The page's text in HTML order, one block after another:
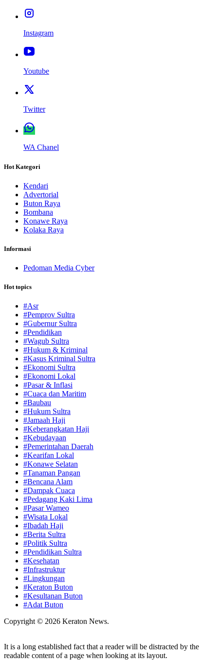
Instagram
Youtube
Twitter
WA Chanel
Hot Kategori
Kendari
Advertorial
Buton Raya
Bombana
Konawe Raya
Kolaka Raya
Informasi
Pedoman Media Cyber
Hot topics
#Asr
#Pemprov Sultra
#Gubernur Sultra
#Pendidikan
#Wagub Sultra
#Hukum & Kriminal
#Kasus Kriminal Sultra
#Ekonomi Sultra
#Ekonomi Lokal
#Pasar & Inflasi
#Cuaca dan Maritim
#Baubau
#Hukum Sultra
#Jamaah Haji
#Keberangkatan Haji
#Kebudayaan
#Pemerintahan Daerah
#Kearifan Lokal
#Konawe Selatan
#Tanaman Pangan
#Bencana Alam
#Dampak Cuaca
#Pedagang Kaki Lima
#Pasar Wameo
#Wisata Lokal
#Ibadah Haji
#Berita Sultra
#Politik Sultra
#Pendidikan Sultra
#Kesehatan
#Infrastruktur
#Lingkungan
#Keraton Buton
#Kesultanan Buton
#Adat Buton
Copyright © 2026 Keraton News.
It is a long established fact that a reader will be distracted by the
readable content of a page when looking at its layout.